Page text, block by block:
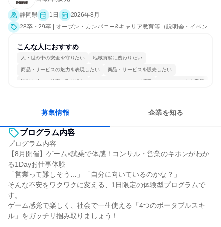
静岡県 1日
2026年8月
28卒・29卒 | オープン・カンパニー&キャリア教育等（説明会・イベン
こんな人におすすめ
人・世の中の安全を守りたい 地域貢献に携わりたい
商品・サービスの魅力を表現したい 商品・サービスを販売したい
情熱を持って仕事に取り組む コミュニケーションが活発 チームワークを重視
募集情報 企業を知る
プログラム内容
プログラム内容
【8月開催】ゲーム×試乗で体感！コンサル・営業のキホンがわか
る1Dayお仕事体験
「営業って難しそう…」「自分に向いているのかな？」
そんな不安をワクワクに変える、1日限定の体験型プログラムで
す。
ゲーム感覚で楽しく、社会で一生使える「4つのポータブルスキ
ル」をガッチリ掴み取りましょう！